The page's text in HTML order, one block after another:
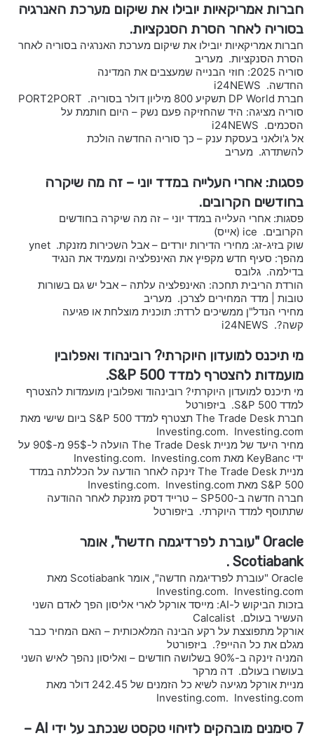
חברות אמריקאיות יובילו את שיקום מערכת האנרגיה
בסוריה לאחר הסרת הסנקציות.
חברות אמריקאיות יובילו את שיקום מערכת האנרגיה בסוריה לאחר
הסרת הסנקציות. מעריב
סוריה 2025: חוזי הבנייה שמעצבים את המדינה
החדשה. i24NEWS
חברת DP World תשקיע 800 מיליון דולר בסוריה. PORT2PORT
סוריה מציגה: היד שהחזיקה פעם נשק – היום חותמת על
הסכמים. i24NEWS
אל ג'ולאני בעסקת ענק – כך סוריה החדשה הולכת
להשתדרג. מעריב
פסגות: אחרי העלייה במדד יוני – זה מה שיקרה
בחודשים הקרובים.
פסגות: אחרי העלייה במדד יוני – זה מה שיקרה בחודשים
הקרובים. ice (אייס)
שוק בזיג-זג: מחירי הדירות יורדים – אבל השכירות מזנקת. ynet
מהפך: סעיף חדש מקפיץ את האינפלציה ומעמיד את הנגיד
בדילמה. גלובס
הורדת הריבית תחכה: האינפלציה עלתה – אבל יש גם בשורות
טובות | מדד המחירים לצרכן. מעריב
מחירי הנדל"ן ממשיכים לרדת: תוכנית מוצלחת או פגיעה
קשה?. i24NEWS
מי תיכנס למועדון היוקרתי? רובינהוד ואפלובין
מועמדות להצטרף למדד S&P 500.
מי תיכנס למועדון היוקרתי? רובינהוד ואפלובין מועמדות להצטרף
למדד S&P 500. ביזפורטל
חברת The Trade Desk תצטרף למדד S&P 500 ביום שישי מאת
Investing.com. Investing.com
מחיר היעד של מניית The Trade Desk הועלה ל-95$ מ-90$ על
ידי KeyBanc מאת Investing.com. Investing.com
מניית The Trade Desk זינקה לאחר הודעה על הכללתה במדד
S&P 500 מאת Investing.com. Investing.com
חברה חדשה ב-SP500 – טרייד דסק מזנקת לאחר ההודעה
שתתוסף למדד היוקרתי. ביזפורטל
Oracle "עוברת לפרדיגמה חדשה", אומר
Scotiabank .
Oracle "עוברת לפרדיגמה חדשה", אומר Scotiabank מאת
Investing.com. Investing.com
בזכות הביקוש ל-AI: מייסד אורקל לארי אליסון הפך לאדם השני
העשיר בעולם. Calcalist
אורקל מתפוצצת על רקע הבינה המלאכותית – האם המחיר כבר
מגלם את כל ההייפ?. ביזפורטל
המניה זינקה ב-90% בשלושה חודשים – ואליסון נהפך לאיש השני
בעושרו בעולם. דה מרקר
מניית אורקל מגיעה לשיא כל הזמנים של 242.45 דולר מאת
Investing.com. Investing.com
7 סימנים מובהקים לזיהוי טקסט שנכתב על ידי AI –